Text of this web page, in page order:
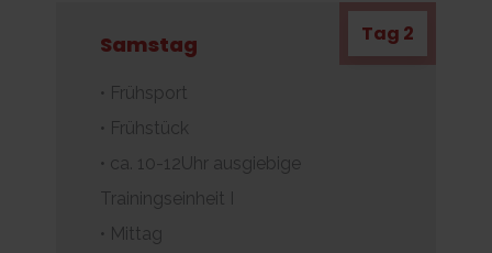
Samstag Tag 2
• Frühsport
• Frühstück
• ca. 10-12Uhr ausgiebige
Trainingseinheit I
• Mittag